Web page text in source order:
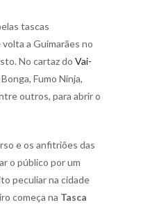
tascas
a Guimarães no
No cartaz do Vai-
Fumo Ninja,
outros, para abrir o
e os anfitriões das
o público por um
peculiar na cidade
começa na Tasca